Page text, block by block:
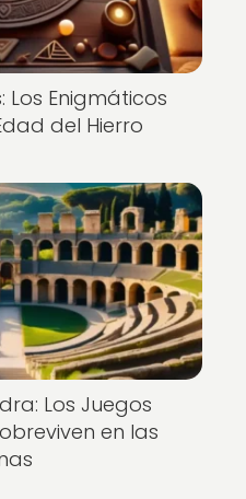
Los Enigmáticos
del Hierro
Los Juegos
en las